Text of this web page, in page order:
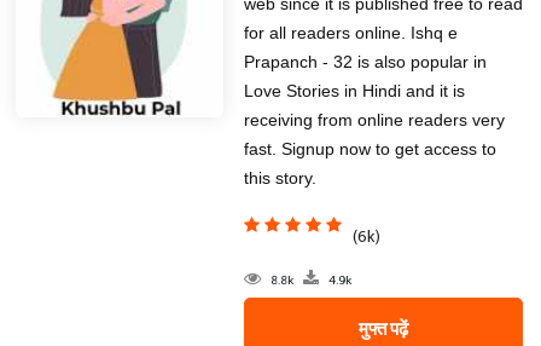
for all readers online. Ishq e
Prapanch - 32 is also popular in
Love Stories in Hindi and it is
receiving from online readers very
fast. Signup now to get access to
this story.
(6k)
8.8k 4.9k
मुफ्त पढ़ें